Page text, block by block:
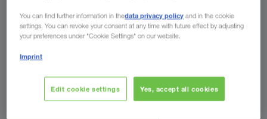
You can find further information in thedata privacy policy and in the cookie
settings. You can revoke your consent at any time with future effect by adjusting
your preferences under "Cookie Settings" on our website.
Imprint
Edit cookie settings Yes, accept all cookies